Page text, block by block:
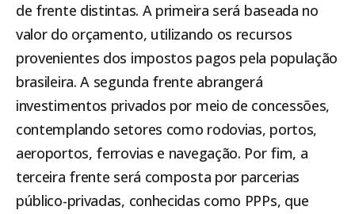
de frente distintas. A primeira será baseada no
valor do orçamento, utilizando os recursos
provenientes dos impostos pagos pela população
brasileira. A segunda frente abrangerá
investimentos privados por meio de concessões,
contemplando setores como rodovias, portos,
aeroportos, ferrovias e navegação. Por fim, a
terceira frente será composta por parcerias
público-privadas, conhecidas como PPPs, que